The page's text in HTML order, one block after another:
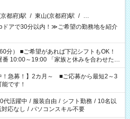
都府)駅 / 東山(京都府)駅 / …
アで30分以内！≫ご希望の勤務地を紹介
フトもOK！
「家族と休みを合わせた
夕飯の準備がしたい」 「できれば残業はし
教えてくださいね。 ※Wワーク希望
事で希望する勤務時間と、もう1つのお仕事
週40時間を超える場合は応募できません。
！急募！】2カ月～ ■ご応募から最短2～3
です！
代活躍中 / 服装自由 / シフト勤務 / 10名以
対応なし / パソコンスキル不要